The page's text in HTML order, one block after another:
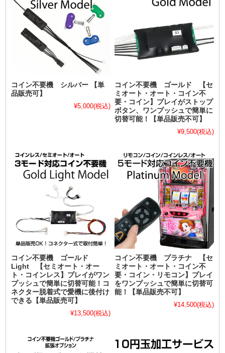
コイン不要機 シルバー 【単
品販売可】
¥5,000(税込)
コイン不要機 ゴールド 【セ
ミオート・オート・コイン不
要・コイン】プレイがストップ
ボタン、ワンプッシュで簡単に
切替可能！【単品販売不可】
¥9,500(税込)
コイン不要機 ゴールド
Light 【セミオート・オー
ト・コインレス】プレイがワン
プッシュで簡単に切替可能！コ
ネクター脱着式で愛機に後付け
できる【単品販売可】
¥13,500(税込)
コイン不要機 プラチナ 【セ
ミオート・オート・コイン不
要・コイン・リモコン】プレイ
をワンプッシュで簡単に切替可
能！【単品販売不可】
¥14,500(税込)